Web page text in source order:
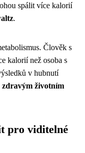
spálit více kalorií
.
Člověk s
kalorií než osoba s
v hubnutí
zdravým životním
pro viditelné